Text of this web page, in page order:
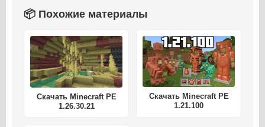
📦 Похожие материалы
Скачать Minecraft PE
1.26.30.21
Скачать Minecraft PE
1.21.100